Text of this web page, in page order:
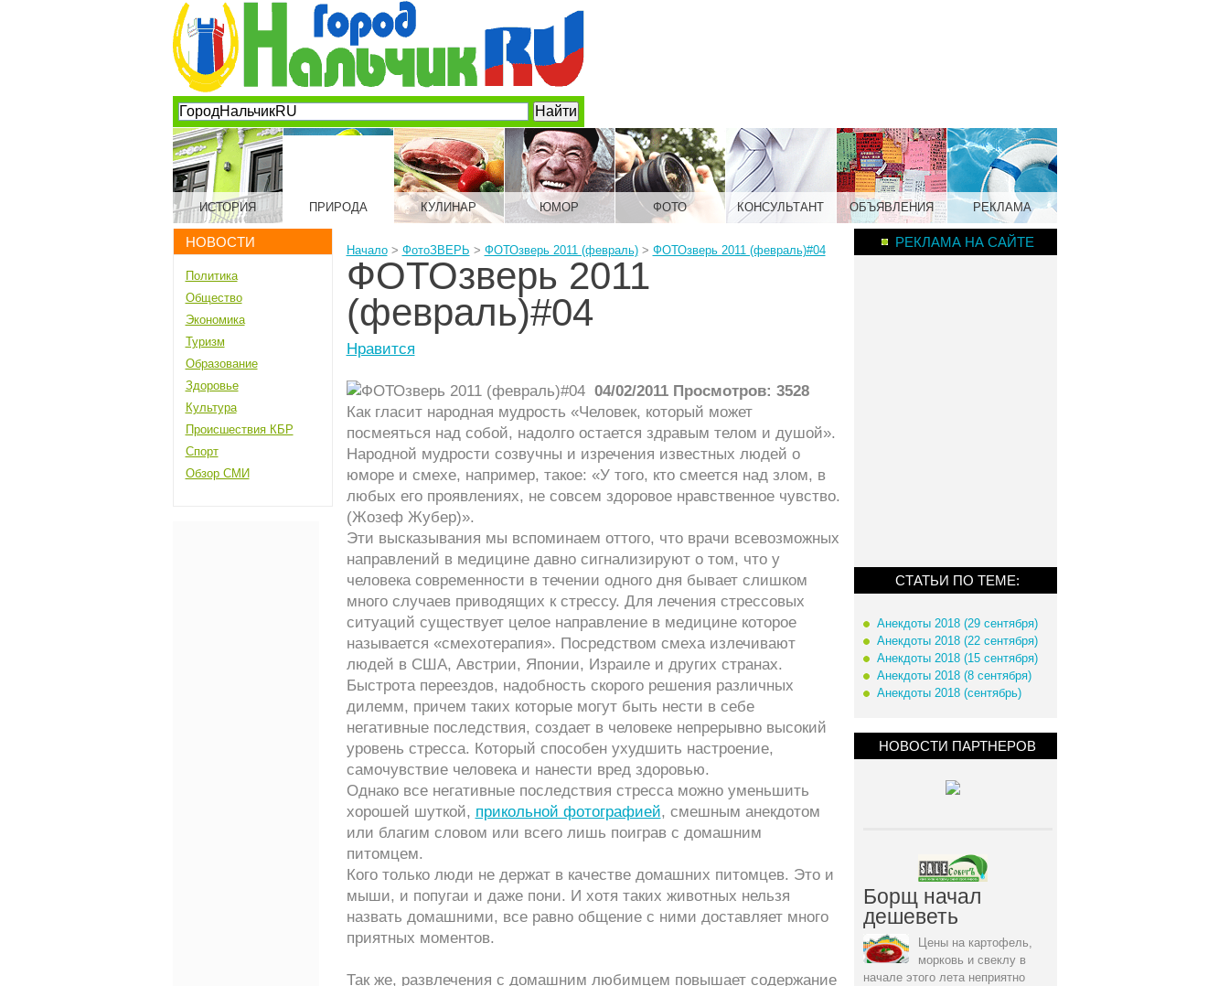
ИСТОРИЯ ПРИРОДА КУЛИНАР ЮМОР ФОТО КОНСУЛЬТАНТ ОБЪЯВЛЕНИЯ РЕКЛАМА
НОВОСТИ
Политика
Общество
Экономика
Туризм
Образование
Здоровье
Культура
Происшествия КБР
Спорт
Обзор СМИ
Начало> ФотоЗВЕРЬ > ФОТОзверь 2011 (февраль)> ФОТОзверь 2011 (февраль)#04
ФОТОзверь 2011
(февраль)#04
Нравится
04/02/2011 Просмотров: 3528
Как гласит народная мудрость «Человек, который может
посмеяться над собой, надолго остается здравым телом и душой».
Народной мудрости созвучны и изречения известных людей о
юморе и смехе, например, такое: «У того, кто смеется над злом, в
любых его проявлениях, не совсем здоровое нравственное чувство.
(Жозеф Жубер)».
Эти высказывания мы вспоминаем оттого, что врачи всевозможных
направлений в медицине давно сигнализируют о том, что у
человека современности в течении одного дня бывает слишком
много случаев приводящих к стрессу. Для лечения стрессовых
ситуаций существует целое направление в медицине которое
называется «смехотерапия». Посредством смеха излечивают
людей в США, Австрии, Японии, Израиле и других странах.
Быстрота переездов, надобность скорого решения различных
дилемм, причем таких которые могут быть нести в себе
негативные последствия, создает в человеке непрерывно высокий
уровень стресса. Который способен ухудшить настроение,
самочувствие человека и нанести вред здоровью.
Однако все негативные последствия стресса можно уменьшить
хорошей шуткой, прикольной фотографией, смешным анекдотом
или благим словом или всего лишь поиграв с домашним
питомцем.
Кого только люди не держат в качестве домашних питомцев. Это и
мыши, и попугаи и даже пони. И хотя таких животных нельзя
назвать домашними, все равно общение с ними доставляет много
приятных моментов.
Так же, развлечения с домашним любимцем повышает содержание
РЕКЛАМА НА САЙТЕ
СТАТЬИ ПО ТЕМЕ:
Анекдоты 2018 (29 сентября)
Анекдоты 2018 (22 сентября)
Анекдоты 2018 (15 сентября)
Анекдоты 2018 (8 сентября)
Анекдоты 2018 (сентябрь)
НОВОСТИ ПАРТНЕРОВ
Борщ начал
дешеветь
Цены на картофель,
морковь и свеклу в
начале этого лета неприятно